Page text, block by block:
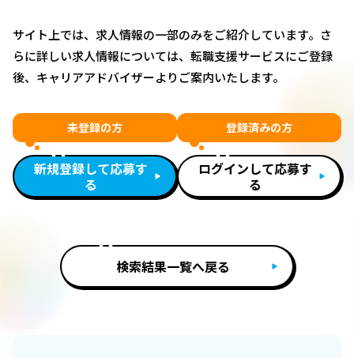
サイト上では、求人情報の一部のみをご紹介しています。さ
らに詳しい求人情報については、転職支援サービスにご登録
後、キャリアアドバイザーよりご案内いたします。
未登録の方
新規登録して応募す
る
登録済みの方
ログインして応募す
る
検索結果一覧へ戻る